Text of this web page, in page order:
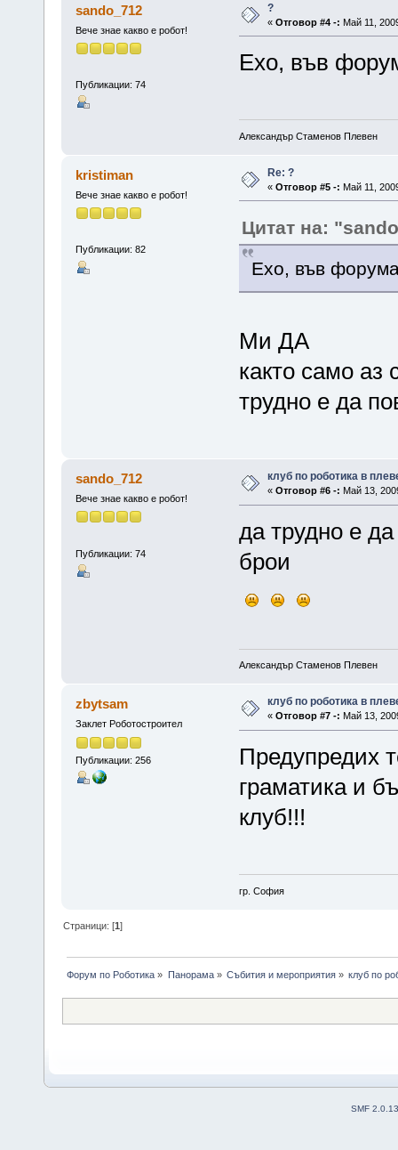
sando_712
Вече знае какво е робот!
Публикации: 74
?
« Отговор #4 -: Май 11,
Ехо, във
Александър Стаменов Плевен
kristiman
Вече знае какво е робот!
Публикации: 82
Re: ?
« Отговор #5 -: Май 11,
Цитат на:
Ехо, във
Ми ДА
както само аз
трудно е да
sando_712
Вече знае какво е робот!
Публикации: 74
клуб по роботика в
« Отговор #6 -: Май 13,
да трудно е
брои
Александър Стаменов Плевен
zbytsam
Заклет Роботостроител
Публикации: 256
клуб по роботика в
« Отговор #7 -: Май 13,
Предупредих
граматика и
клуб!!!
гр. София
Страници: [1]
Форум по Роботика » Панорама» Събития и мероприятия» клуб по
SMF 2.0.13